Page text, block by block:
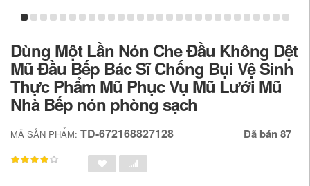
Dùng Một Lần Nón Che Đầu Không Dệt
Mũ Đầu Bếp Bác Sĩ Chống Bụi Vệ Sinh
Thực Phẩm Mũ Phục Vụ Mũ Lưới Mũ
Nhà Bếp nón phòng sạch
MÃ SẢN PHẨM: TD-672168827128 Đã bán 87